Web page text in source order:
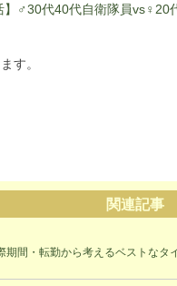
♂30代40代自衛隊員vs♀20
す。
関連記事
期間・転勤から考えるベストなタ